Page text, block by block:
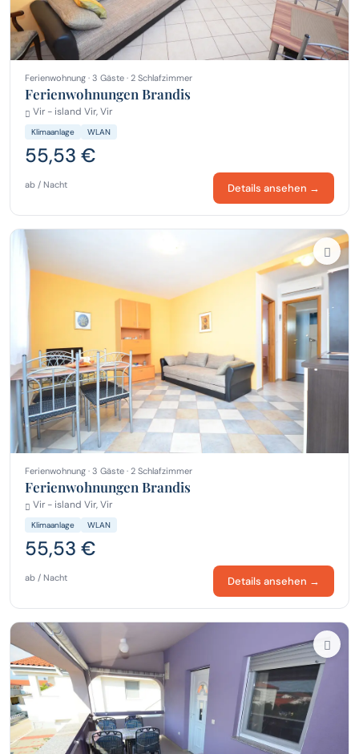
Ferienwohnung · 3 Gäste · 2 Schlafzimmer
Ferienwohnungen Brandis
Vir - island Vir, Vir
Klimaanlage WLAN
55,53 €
ab / Nacht Details ansehen →
Ferienwohnung · 3 Gäste · 2 Schlafzimmer
Ferienwohnungen Brandis
Vir - island Vir, Vir
Klimaanlage WLAN
55,53 €
ab / Nacht Details ansehen →